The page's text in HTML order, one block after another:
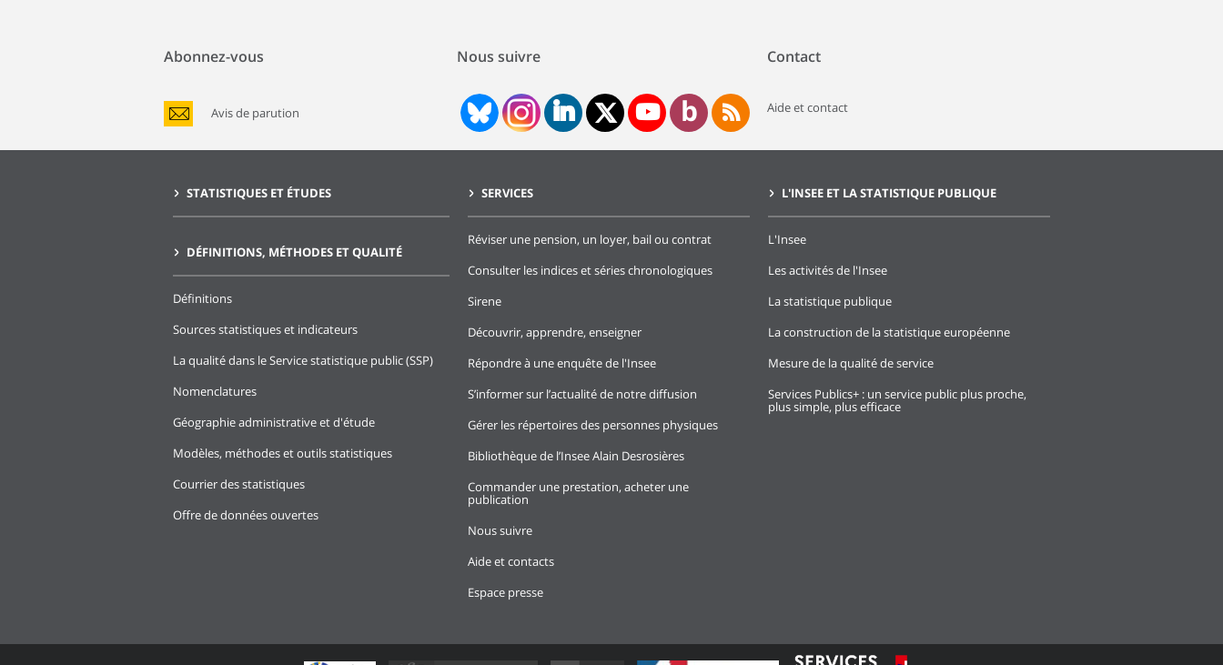
Abonnez-vous
Avis de parution
Nous suivre Contact
Aide et contact
STATISTIQUES ET ÉTUDES
DÉFINITIONS, MÉTHODES ET QUALITÉ
Définitions
Sources statistiques et indicateurs
La qualité dans le Service statistique public (SSP)
Nomenclatures
Géographie administrative et d'étude
Modèles, méthodes et outils statistiques
Courrier des statistiques
Offre de données ouvertes
SERVICES
Réviser une pension, un loyer, bail ou contrat
Consulter les indices et séries chronologiques
Sirene
Découvrir, apprendre, enseigner
Répondre à une enquête de l'Insee
S’informer sur l’actualité de notre diffusion
Gérer les répertoires des personnes physiques
Bibliothèque de l’Insee Alain Desrosières
Commander une prestation, acheter une
publication
Nous suivre
Aide et contacts
Espace presse
L'INSEE ET LA STATISTIQUE PUBLIQUE
L'Insee
Les activités de l'Insee
La statistique publique
La construction de la statistique européenne
Mesure de la qualité de service
Services Publics+ : un service public plus proche,
plus simple, plus efficace